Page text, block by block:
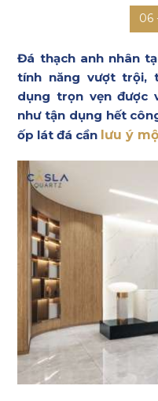
06
Đá thạch anh nhân
tính năng vượt trội,
dụng trọn vẹn được
như tận dụng hết
ốp lát đá cần lưu ý